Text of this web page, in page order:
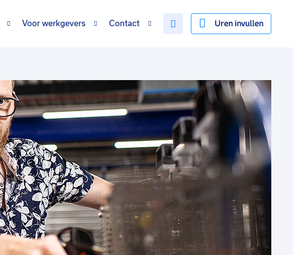
Uren invullen
Voor werkgevers Contact